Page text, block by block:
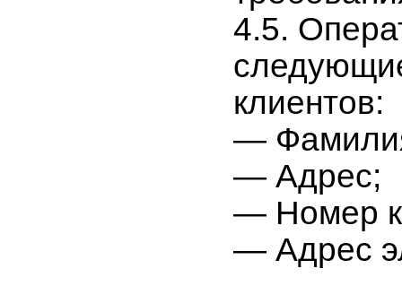
4.5.
клиентов:
—
— Адрес;
— Номер
— Адрес